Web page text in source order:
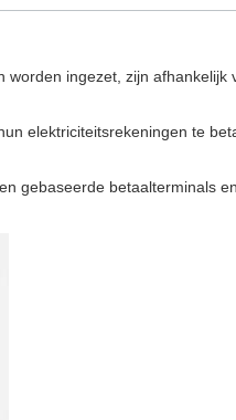
ingezet, zijn
elektriciteitsrekeningen te
gebaseerde betaalterminals